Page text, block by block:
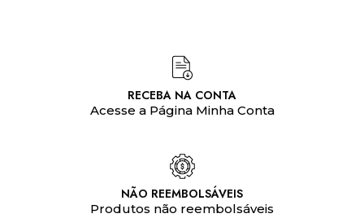
RECEBA NA CONTA
Acesse a Página Minha Conta
NÃO REEMBOLSÁVEIS
Produtos não reembolsáveis